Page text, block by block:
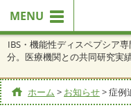
MENU
IBS・機能性ディスペプシア
分。医療機関との共同研究実
ホーム > お知らせ>症例